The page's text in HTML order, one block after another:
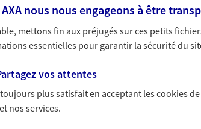
PRÉVOYANCE
CRÉDITS
AXA nous nous engageons à être
mettons fin aux préjugés sur ces petits
essentielles pour garantir la sécurité du
vos attentes
plus satisfait en acceptant lescookies
nos services.